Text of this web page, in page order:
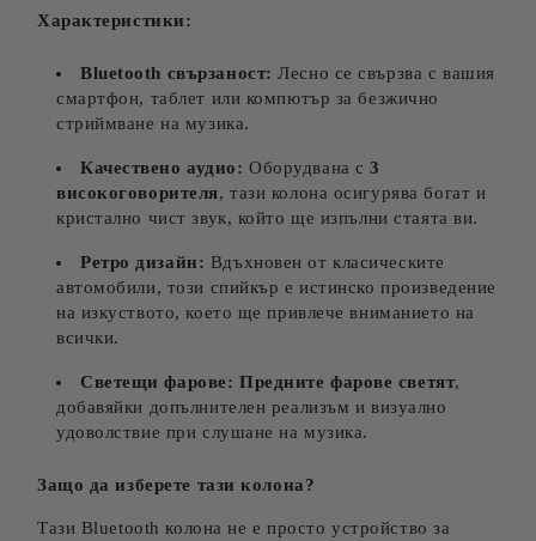
Характеристики:
Bluetooth свързаност: Лесно се свързва с вашия
смартфон, таблет или компютър за безжично
стриймване на музика.
Качествено аудио: Оборудвана с3
високоговорителя, тази колона осигурява богат и
кристално чист звук, който ще изпълни стаята ви.
Ретро дизайн: Вдъхновен от класическите
автомобили, този спийкър е истинско произведение
на изкуството, което ще привлече вниманието на
всички.
Светещи фарове: Предните фарове светят,
добавяйки допълнителен реализъм и визуално
удоволствие при слушане на музика.
Защо да изберете тази колона?
Тази Bluetooth колона не е просто устройство за